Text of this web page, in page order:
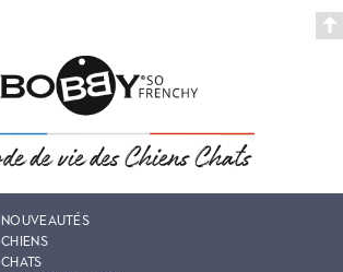
NOUVEAUTÉS
CHIENS
CHATS